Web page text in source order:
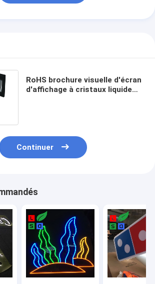
RoHS brochure visuelle d'écran
d'affichage à cristaux liquides
Continuer